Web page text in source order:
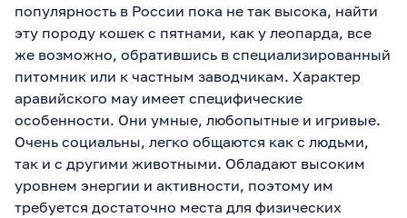
популярность в России пока не так высока, найти
эту породу кошек с пятнами, как у леопарда, все
же возможно, обратившись в специализированный
питомник или к частным заводчикам. Характер
аравийского мау имеет специфические
особенности. Они умные, любопытные и игривые.
Очень социальны, легко общаются как с людьми,
так и с другими животными. Обладают высоким
уровнем энергии и активности, поэтому им
требуется достаточно места для физических